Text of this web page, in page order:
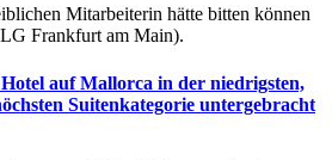
Mitarbeiterin hätte bitten können
Frankfurt am Main).
auf Mallorca in der niedrigsten,
Suitenkategorie untergebracht